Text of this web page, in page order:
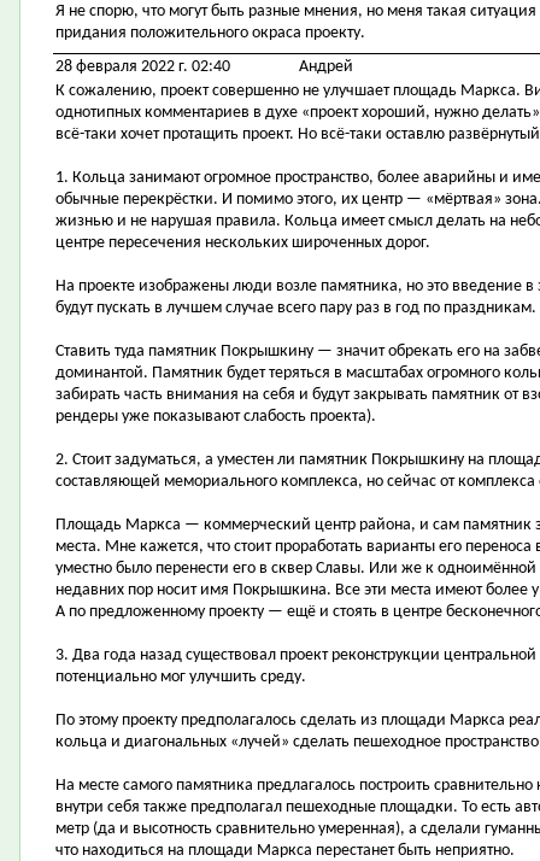
Я не спорю, что могут быть разные мнения, но меня такая
придания положительного окраса проекту.
28 февраля 2022 г. 02:40
Андрей
К сожалению, проект совершенно не улучшает площадь Маркса.
однотипных комментариев в духе «проект хороший, нужно
всё-таки хочет протащить проект. Но всё-таки оставлю
1. Кольца занимают огромное пространство, более аварийны и
обычные перекрёстки. И помимо этого, их центр — «мёртвая»
жизнью и не нарушая правила. Кольца имеет смысл делать на
центре пересечения нескольких широченных дорог.
На проекте изображены люди возле памятника, но это введение
будут пускать в лучшем случае всего пару раз в год по праздникам.
Ставить туда памятник Покрышкину — значит обрекать его на
доминантой. Памятник будет теряться в масштабах огромного
забирать часть внимания на себя и будут закрывать памятник от
рендеры уже показывают слабость проекта).
2. Стоит задуматься, а уместен ли памятник Покрышкину на
составляющей мемориального комплекса, но сейчас от
Площадь Маркса — коммерческий центр района, и сам памятник
места. Мне кажется, что стоит проработать варианты его
уместно было перенести его в сквер Славы. Или же к
недавних пор носит имя Покрышкина. Все эти места имеют более
А по предложенному проекту — ещё и стоять в центре
3. Два года назад существовал проект реконструкции
потенциально мог улучшить среду.
По этому проекту предполагалось сделать из площади Маркса
кольца и диагональных «лучей» сделать пешеходное
На месте самого памятника предлагалось построить
внутри себя также предполагал пешеходные площадки. То есть
метр (да и высотность сравнительно умеренная), а сделали
что находиться на площади Маркса перестанет быть неприятно.